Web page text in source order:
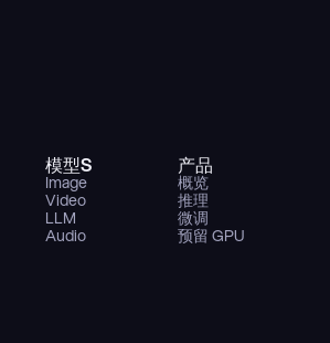
模型S
Image
Video
LLM
Audio
产品
概览
推理
微调
预留 GPU